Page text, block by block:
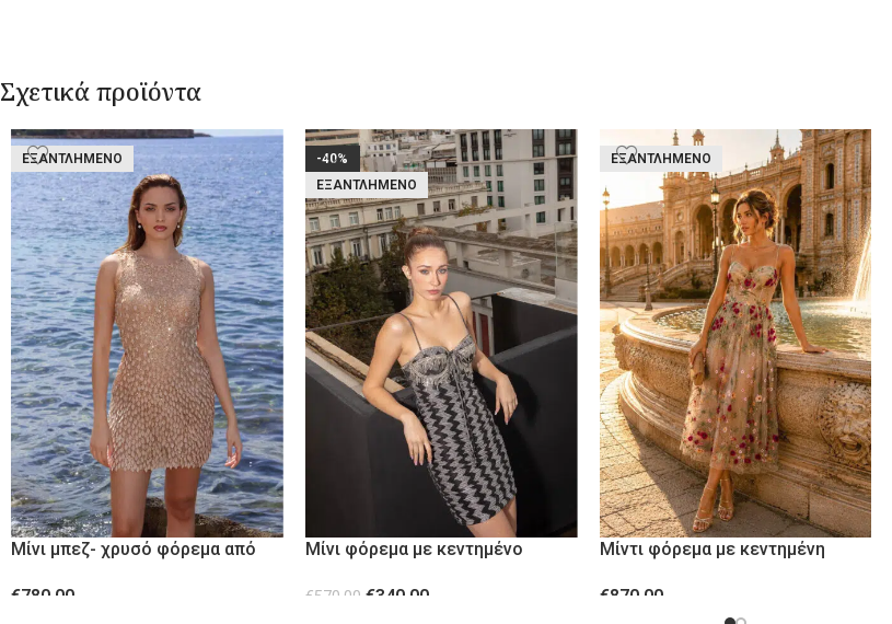
Σχετικά προϊόντα
ΕΞΑΝΤΛΗΜΈΝΟ
Μίνι μπεζ- χρυσό φόρεμα από
€780.00
-40%
ΕΞΑΝΤΛΗΜΈΝΟ
Μίνι φόρεμα με κεντημένο
€570.00 €340.00
ΕΞΑΝΤΛΗΜΈΝΟ
Μίντι φόρεμα με κεντημένη
€870.00